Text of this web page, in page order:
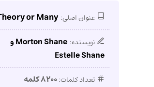
عنوان اصلی: or Many
نویسنده:
Morton Shane و
Estelle Shane
تعداد کلمات:۸۲۰۰ کلمه